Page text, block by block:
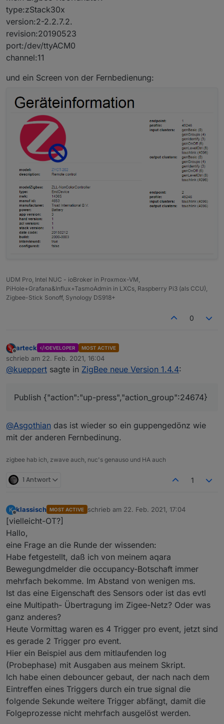
type:zStack30x
version:2-2.2.7.2.
revision:20190523
port:/dev/ttyACM0
channel:11
und ein Screen von der Fernbedienung:
UDM Pro, Intel NUC - ioBroker in Proxmox-VM,
PiHole+Grafana&Influx+TasmoAdmin in LXCs, Raspberry Pi3 (als CCU),
Zigbee-Stick Sonoff, Synology DS918+
0
Offline
arteck DEVELOPER MOST ACTIVE
schrieb am 22. Feb. 2021, 16:04
zuletzt editiert von
@kueppert sagte in ZigBee neue Version 1.4.4:
Publish {"action":"up-press","action_group":24674}
@Asgothian das ist wieder so ein guppengedönz wie
mit der anderen Fernbedinung.
zigbee hab ich, zwave auch, nuc's genauso und HA auch
1 Antwort 1
K
Offline
klassisch MOST ACTIVE schrieb am 22. Feb. 2021, 17:04
zuletzt editiert von
[vielleicht-OT?]
Hallo,
eine Frage an die Runde der wissenden:
Habe fetgestellt, daß ich von meinem aqara
Bewegungdmelder die occupancy-Botschaft immer
mehrfach bekomme. Im Abstand von wenigen ms.
Ist das eine Eigenschaft des Sensors oder ist das evtl
eine Multipath- Übertragung im Zigee-Netz? Oder was
ganz anderes?
Heute Vormittag waren es 4 Trigger pro event, jetzt sind
es gerade 2 Trigger pro event.
Hier ein Beispiel aus dem mitlaufenden log
(Probephase) mit Ausgaben aus meinem Skript.
Ich habe einen debouncer gebaut, der nach nach dem
Eintreffen eines Triggers durch ein true signal die
folgende Sekunde weitere Trigger abfängt, damit die
Folgeprozesse nicht mehrfach ausgelöst werden.